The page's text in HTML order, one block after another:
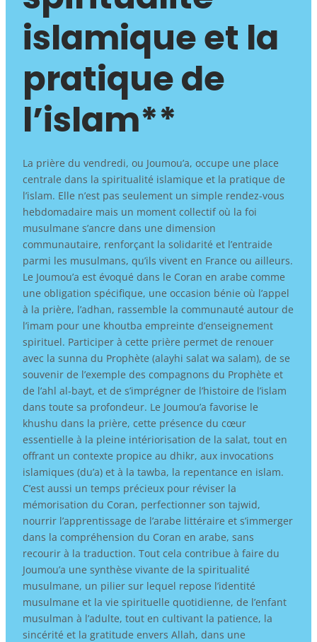
islamique et la
pratique de
l’islam**
La prière du vendredi, ou Joumou’a, occupe une place
centrale dans la spiritualité islamique et la pratique de
l’islam. Elle n’est pas seulement un simple rendez-vous
hebdomadaire mais un moment collectif où la foi
musulmane s’ancre dans une dimension
communautaire, renforçant la solidarité et l’entraide
parmi les musulmans, qu’ils vivent en France ou ailleurs.
Le Joumou’a est évoqué dans le Coran en arabe comme
une obligation spécifique, une occasion bénie où l’appel
à la prière, l’adhan, rassemble la communauté autour de
l’imam pour une khoutba empreinte d’enseignement
spirituel. Participer à cette prière permet de renouer
avec la sunna du Prophète (alayhi salat wa salam), de se
souvenir de l’exemple des compagnons du Prophète et
de l’ahl al-bayt, et de s’imprégner de l’histoire de l’islam
dans toute sa profondeur. Le Joumou’a favorise le
khushu dans la prière, cette présence du cœur
essentielle à la pleine intériorisation de la salat, tout en
offrant un contexte propice au dhikr, aux invocations
islamiques (du’a) et à la tawba, la repentance en islam.
C’est aussi un temps précieux pour réviser la
mémorisation du Coran, perfectionner son tajwid,
nourrir l’apprentissage de l’arabe littéraire et s’immerger
dans la compréhension du Coran en arabe, sans
recourir à la traduction. Tout cela contribue à faire du
Joumou’a une synthèse vivante de la spiritualité
musulmane, un pilier sur lequel repose l’identité
musulmane et la vie spirituelle quotidienne, de l’enfant
musulman à l’adulte, tout en cultivant la patience, la
sincérité et la gratitude envers Allah, dans une